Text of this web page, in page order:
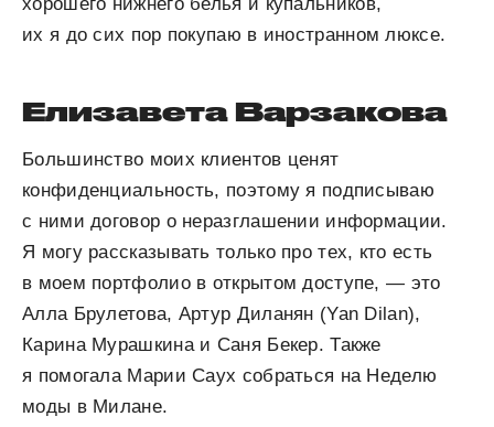
их я до сих пор покупаю в иностранном люксе.
Елизавета Варзакова
Большинство моих клиентов ценят
конфиденциальность, поэтому я подписываю
с ними договор о неразглашении информации.
Я могу рассказывать только про тех, кто есть
в моем портфолио в открытом доступе, — это
Алла Брулетова, Артур Диланян (Yan Dilan),
Карина Мурашкина и Саня Бекер. Также
я помогала Марии Саух собраться на Неделю
моды в Милане.